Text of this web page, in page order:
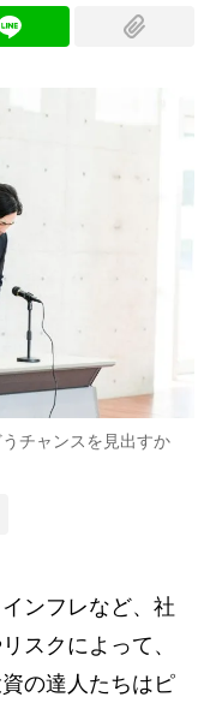
チャンスを見出すか
ンフレなど、社
スクによって、
の達人たちはピ